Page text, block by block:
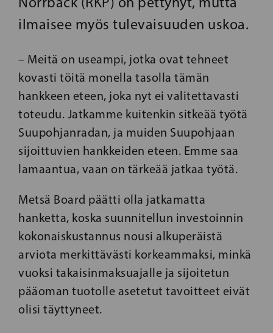
ilmaisee myös tulevaisuuden uskoa.
– Meitä on useampi, jotka ovat tehneet
kovasti töitä monella tasolla tämän
hankkeen eteen, joka nyt ei valitettavasti
toteudu. Jatkamme kuitenkin sitkeää työtä
Suupohjanradan, ja muiden Suupohjaan
sijoittuvien hankkeiden eteen. Emme saa
lamaantua, vaan on tärkeää jatkaa työtä.
Metsä Board päätti olla jatkamatta
hanketta, koska suunnitellun investoinnin
kokonaiskustannus nousi alkuperäistä
arviota merkittävästi korkeammaksi, minkä
vuoksi takaisinmaksuajalle ja sijoitetun
pääoman tuotolle asetetut tavoitteet eivät
olisi täyttyneet.